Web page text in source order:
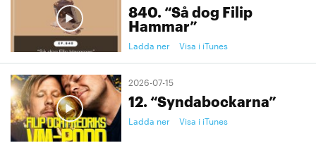
840. “Så dog Filip
Hammar”
Ladda ner Visa i iTunes
2026-07-15
12. “Syndabockarna”
Ladda ner Visa i iTunes